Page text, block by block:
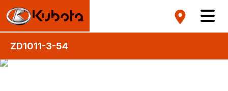
ZD1011-3-54